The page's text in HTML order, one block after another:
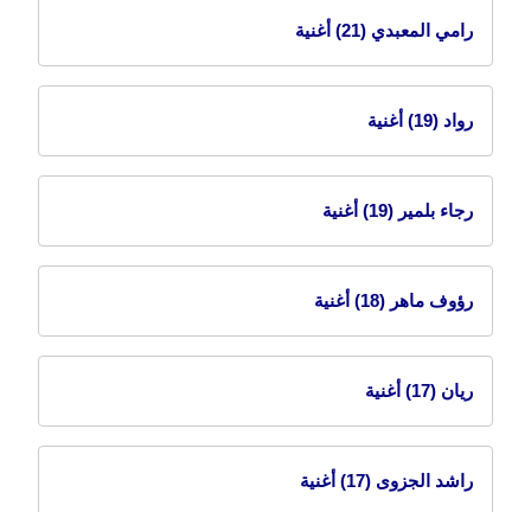
رامي المعبدي (21) أغنية
رواد (19) أغنية
رجاء بلمير (19) أغنية
رؤوف ماهر (18) أغنية
ريان (17) أغنية
راشد الجزوى (17) أغنية